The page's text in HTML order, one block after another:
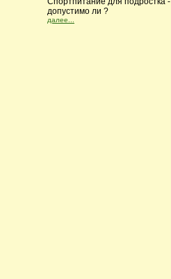
допустимо ли ?
далее...